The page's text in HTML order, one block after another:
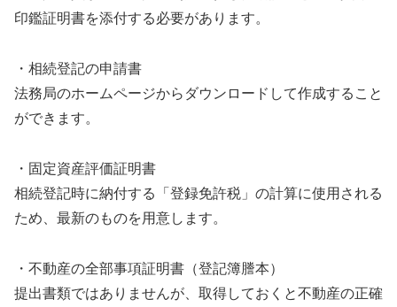
印鑑証明書を添付する必要があります。
・相続登記の申請書
法務局のホームページからダウンロードして作成すること
ができます。
・固定資産評価証明書
相続登記時に納付する「登録免許税」の計算に使用される
ため、最新のものを用意します。
・不動産の全部事項証明書（登記簿謄本）
提出書類ではありませんが、取得しておくと不動産の正確